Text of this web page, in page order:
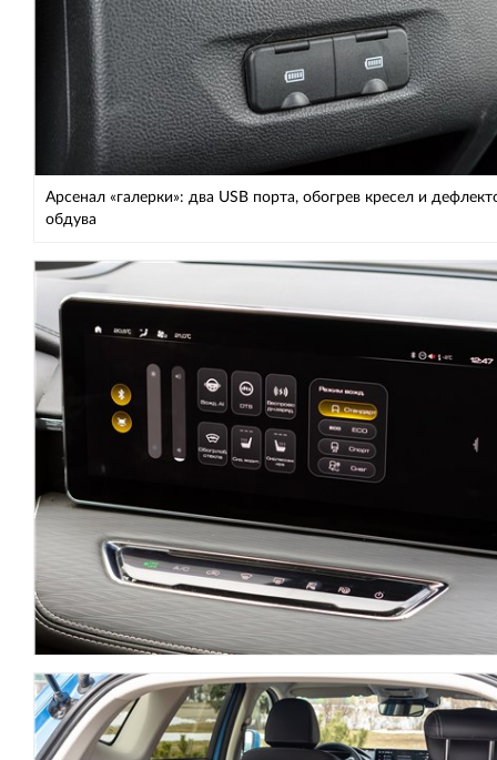
Арсенал «галерки»: два USB порта, обогрев кресел и
обдува